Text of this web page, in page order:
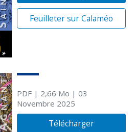
Feuilleter sur Calaméo
PDF| 2,66 Mo | 03
Novembre 2025
Télécharger